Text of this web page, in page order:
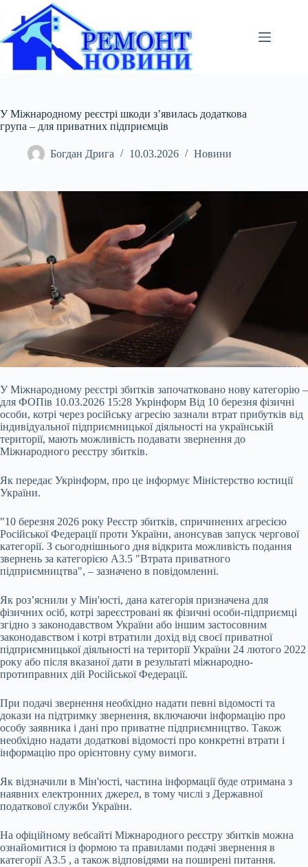
вмісту
У Міжнародному реєстрі шкоди з’явилась додаткова
група – для приватних підприємців
Богдан Дрига 10.03.2026 Новини
У Міжнародному реєстрі збитків започатковано нову категорію –
для ФОПів 10.03.2026 15:28 Укрінформ Від 10 березня фізичні
особи, котрі через російську агресію зазнали втрат прибутків від
індивідуальної підприємницької діяльності на українській
території, мають можливість подавати звернення до
Міжнародного реєстру збитків.
Як передає Укрінформ, про це інформує Міністерство юстиції
України.
"10 березня 2026 року Реєстр збитків, спричинених агресією
Російської Федерації проти України, анонсував запуск чергової
категорії. З сьогоднішнього дня відкрита можливість подання
звернень за категорією А3.5 "Втрата приватного
підприємництва", – зазначено в повідомленні.
Як роз’яснили у Мін'юсті, дана категорія призначена для
фізичних осіб, котрі зареєстровані як фізичні особи-підприємці
згідно з законодавством України або іншим застосовним
законодавством і котрі втратили дохід від своєї приватної
підприємницької діяльності на території України 24 лютого 2022
року або після вказаної дати в результаті міжнародно-
протиправних дій Російської Федерації.
При подачі звернення необхідно надати певні відомості та
докази на підтримку звернення, включаючи інформацію про
особу заявника і дані про приватне підприємництво. Також
необхідно надати додаткові відомості про конкретні втрати і
інформацію про орієнтовну суму вимоги.
Як відзначили в Мін'юсті, частина інформації буде отримана з
наявних електронних джерел, в тому числі з Державної
податкової служби України.
На офіційному вебсайті Міжнародного реєстру збитків можна
ознайомитися із формою та правилами подачі звернення в
категорії A3.5 , а також відповідями на поширені питання.